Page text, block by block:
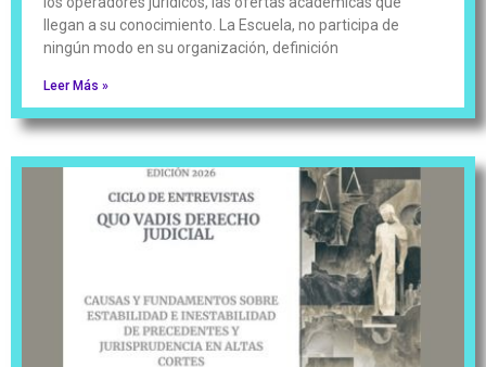
llegan a su conocimiento. La Escuela, no participa de
ningún modo en su organización, definición
Leer Más »